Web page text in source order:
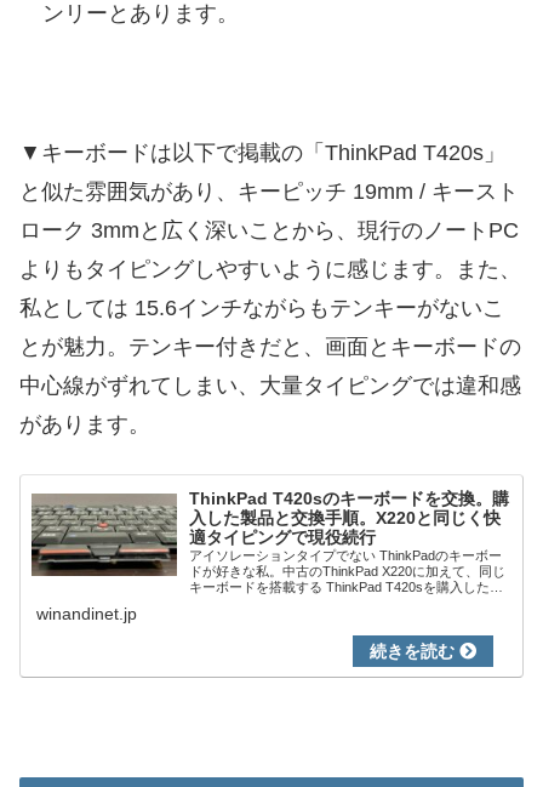
ンリーとあります。
▼キーボードは以下で掲載の「ThinkPad T420s」
と似た雰囲気があり、キーピッチ 19mm / キースト
ローク 3mmと広く深いことから、現行のノートPC
よりもタイピングしやすいように感じます。また、
私としては 15.6インチながらもテンキーがないこ
とが魅力。テンキー付きだと、画面とキーボードの
中心線がずれてしまい、大量タイピングでは違和感
があります。
ThinkPad T420sのキーボードを交換。購
入した製品と交換手順。X220と同じく快
適タイピングで現役続行
アイソレーションタイプでない ThinkPadのキーボー
ドが好きな私。中古のThinkPad X220に加えて、同じ
キーボードを搭載する ThinkPad T420sを購入したの
winandinet.jp